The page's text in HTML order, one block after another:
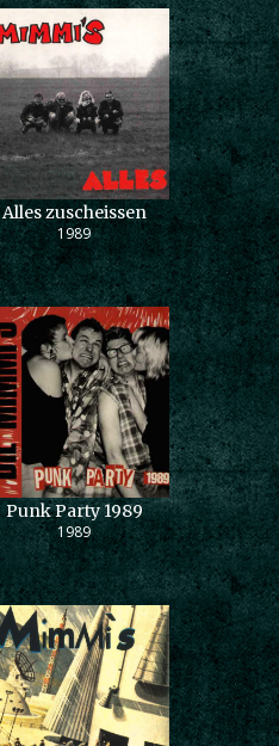
Alles zuscheissen
1989
Punk Party 1989
1989